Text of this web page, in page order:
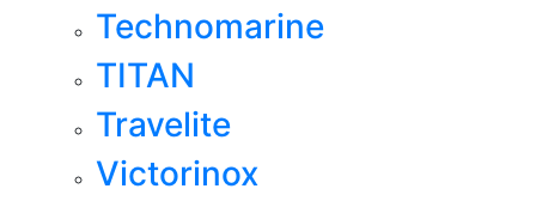
Technomarine
TITAN
Travelite
Victorinox